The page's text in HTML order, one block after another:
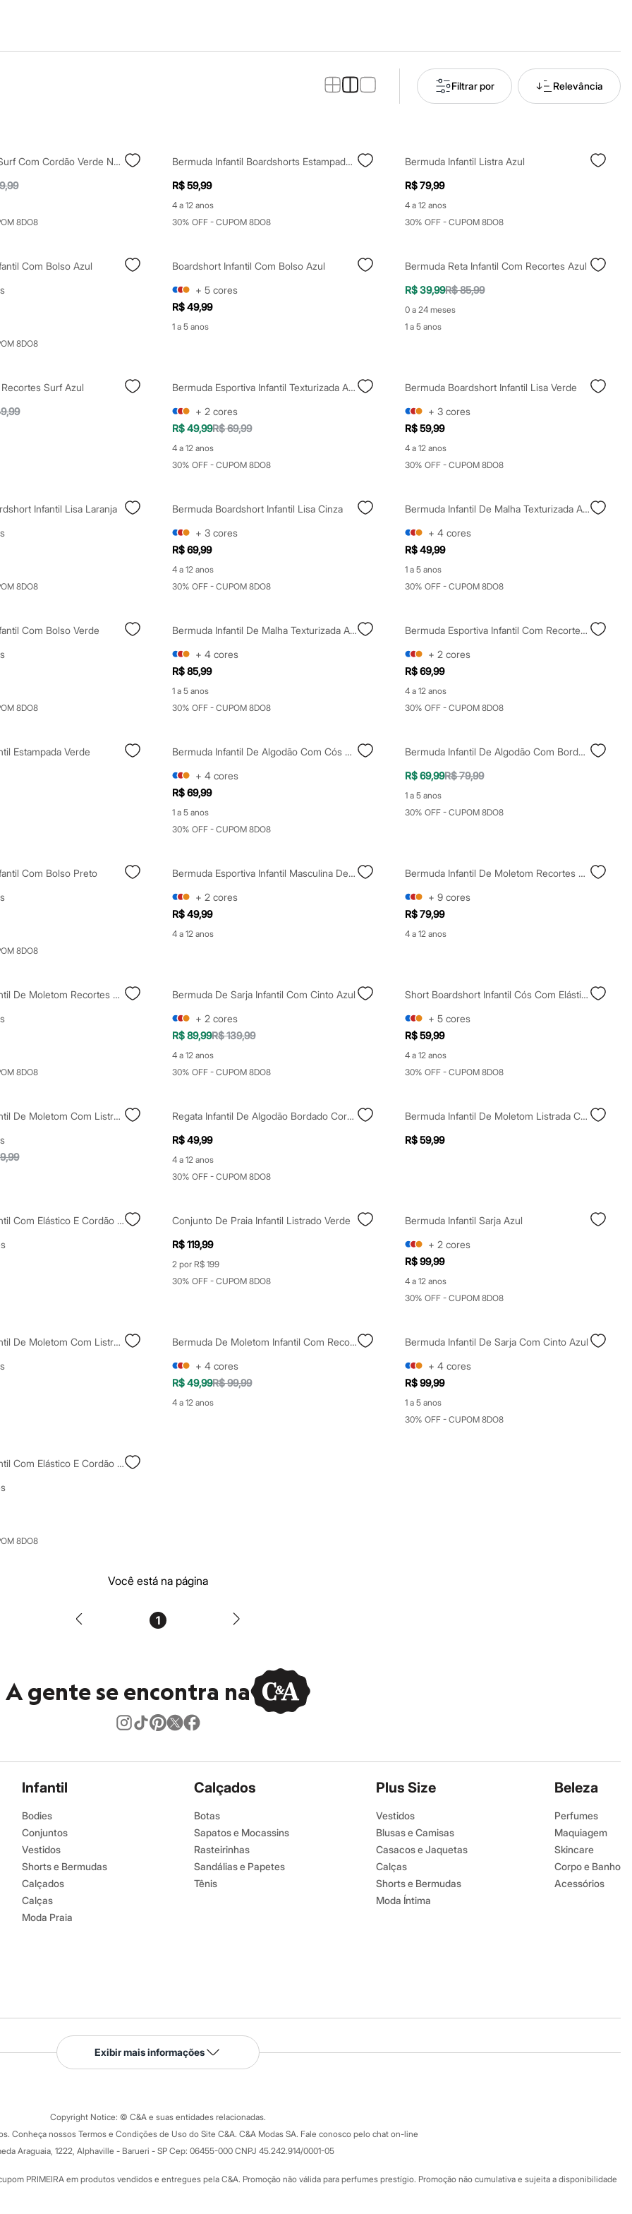
Filtrar por Relevância
Short Infantil Surf Com Cordão Verde Neon
8DO8
Bermuda Infantil Boardshorts Estampado Azul
R$ 59,99
4 a 12 anos
30% OFF - CUPOM 8DO8
Bermuda Infantil Listra Azul
R$ 79,99
4 a 12 anos
30% OFF - CUPOM 8DO8
Com Bolso Azul
8DO8
Boardshort Infantil Com Bolso Azul
+ 5 cores
R$ 49,99
1 a 5 anos
Bermuda Reta Infantil Com Recortes Azul
R$ 39,99R$ 85,99
0 a 24 meses
1 a 5 anos
Surf Azul
Bermuda Esportiva Infantil Texturizada Azul
+ 2 cores
R$ 49,99R$ 69,99
4 a 12 anos
30% OFF - CUPOM 8DO8
Bermuda Boardshort Infantil Lisa Verde
+ 3 cores
R$ 59,99
4 a 12 anos
30% OFF - CUPOM 8DO8
Infantil Lisa Laranja
8DO8
Bermuda Boardshort Infantil Lisa Cinza
+ 3 cores
R$ 69,99
4 a 12 anos
30% OFF - CUPOM 8DO8
Bermuda Infantil De Malha Texturizada Azul
+ 4 cores
R$ 49,99
1 a 5 anos
30% OFF - CUPOM 8DO8
Com Bolso Verde
8DO8
Bermuda Infantil De Malha Texturizada Azul
+ 4 cores
R$ 85,99
1 a 5 anos
30% OFF - CUPOM 8DO8
Bermuda Esportiva Infantil Com Recorte Cós Elástico Azul
+ 2 cores
R$ 69,99
4 a 12 anos
30% OFF - CUPOM 8DO8
Estampada Verde
Bermuda Infantil De Algodão Com Cós Elástico Azul
+ 4 cores
R$ 69,99
1 a 5 anos
30% OFF - CUPOM 8DO8
Bermuda Infantil De Algodão Com Bordado Cinza
R$ 69,99R$ 79,99
1 a 5 anos
30% OFF - CUPOM 8DO8
Com Bolso Preto
8DO8
Bermuda Esportiva Infantil Masculina De Malha Creta Azul
+ 2 cores
R$ 49,99
4 a 12 anos
Bermuda Infantil De Moletom Recortes Azul
+ 9 cores
R$ 79,99
4 a 12 anos
Bermuda Infantil De Moletom Recortes Azul
8DO8
Bermuda De Sarja Infantil Com Cinto Azul
+ 2 cores
R$ 89,99R$ 139,99
4 a 12 anos
30% OFF - CUPOM 8DO8
Short Boardshort Infantil Cós Com Elástico E Cordão Azul
+ 5 cores
R$ 59,99
4 a 12 anos
30% OFF - CUPOM 8DO8
Bermuda Infantil De Moletom Com Listras Bege
Regata Infantil De Algodão Bordado Coração Canelada Azul
R$ 49,99
4 a 12 anos
30% OFF - CUPOM 8DO8
Bermuda Infantil De Moletom Listrada Com Bolsos E Cordão Off White
R$ 59,99
Bermuda Infantil Com Elástico E Cordão Preto
Conjunto De Praia Infantil Listrado Verde
R$ 119,99
2 por R$ 199
30% OFF - CUPOM 8DO8
Bermuda Infantil Sarja Azul
+ 2 cores
R$ 99,99
4 a 12 anos
30% OFF - CUPOM 8DO8
Bermuda Infantil De Moletom Com Listras Preta
Bermuda De Moletom Infantil Com Recorte Azul
+ 4 cores
R$ 49,99R$ 99,99
4 a 12 anos
Bermuda Infantil De Sarja Com Cinto Azul
+ 4 cores
R$ 99,99
1 a 5 anos
30% OFF - CUPOM 8DO8
Bermuda Infantil Com Elástico E Cordão Bege
8DO8
Você está na página
1
A gente se encontra na
Infantil
Bodies
Conjuntos
Vestidos
Shorts e Bermudas
Calçados
Calças
Moda Praia
Calçados
Botas
Sapatos e Mocassins
Rasteirinhas
Sandálias e Papetes
Tênis
Plus Size
Vestidos
Blusas e Camisas
Casacos e Jaquetas
Calças
Shorts e Bermudas
Moda Íntima
Beleza
Perfumes
Maquiagem
Skincare
Corpo e Banho
Acessórios
Serviços
Tipos de serviços
Formas de pagamento
Todas as vantagens
Minha C&A
Cupons de desconto
Atendimento
Fale conosco
Exibir mais informações
Copyright Notice: © C&A e suas entidades relacionadas.
Conheça nossos Termos e Condições de Uso do Site C&A. C&A Modas SA. Fale conosco pelo chat on-line
Araguaia, 1222, Alphaville - Barueri - SP Cep: 06455-000 CNPJ 45.242.914/0001-05
PRIMEIRA em produtos vendidos e entregues pela C&A. Promoção não válida para perfumes prestígio. Promoção não cumulativa e sujeita a disponibilidade